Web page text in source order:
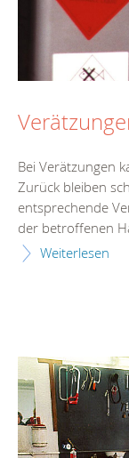
Bei Verätzungen
Zurück bleiben
entsprechende
der betroffenen
Weiterlesen